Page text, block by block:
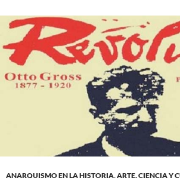
ANARQUISMO EN LA HISTORIA,ARTE, CIENCIA Y